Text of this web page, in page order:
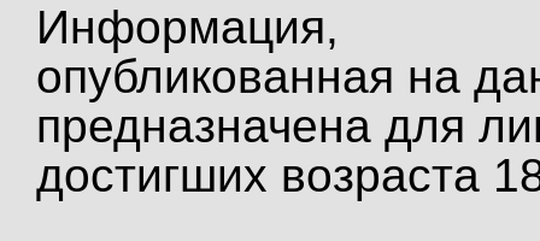
Информация,
опубликованная на
предназначена для
достигших возраста